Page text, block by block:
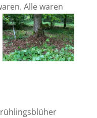
Alle waren